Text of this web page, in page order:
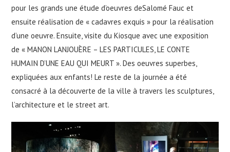
pour les grands une étude d’oeuvres deSalomé Fauc et
ensuite réalisation de « cadavres exquis » pour la réalisation
d’une oeuvre. Ensuite, visite du Kiosque avec une exposition
de « MANON LANJOUÈRE – LES PARTICULES, LE CONTE
HUMAIN D’UNE EAU QUI MEURT ». Des oeuvres superbes,
expliquées aux enfants! Le reste de la journée a été
consacré à la découverte de la ville à travers les sculptures,
l’architecture et le street art.